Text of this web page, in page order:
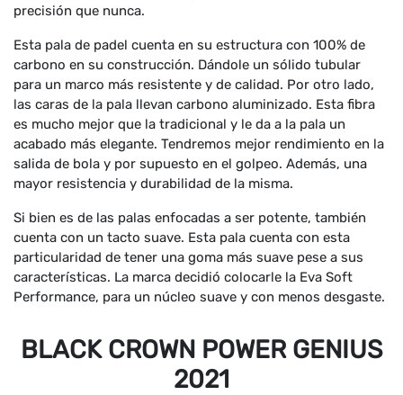
precisión que nunca.
Esta pala de padel cuenta en su estructura con 100% de
carbono en su construcción. Dándole un sólido tubular
para un marco más resistente y de calidad. Por otro lado,
las caras de la pala llevan carbono aluminizado. Esta fibra
es mucho mejor que la tradicional y le da a la pala un
acabado más elegante. Tendremos mejor rendimiento en la
salida de bola y por supuesto en el golpeo. Además, una
mayor resistencia y durabilidad de la misma.
Si bien es de las palas enfocadas a ser potente, también
cuenta con un tacto suave. Esta pala cuenta con esta
particularidad de tener una goma más suave pese a sus
características. La marca decidió colocarle la Eva Soft
Performance, para un núcleo suave y con menos desgaste.
BLACK CROWN POWER GENIUS
2021